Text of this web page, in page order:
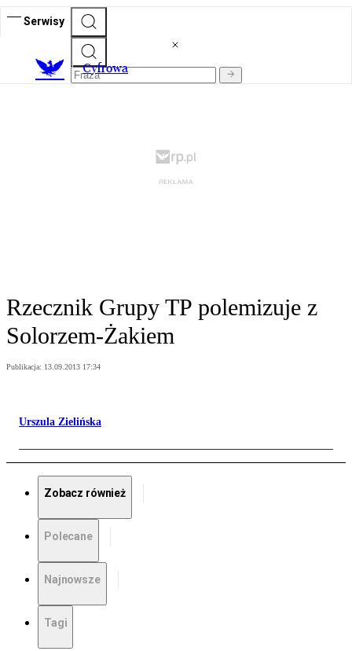
Serwisy
Cyfrowa
Rzecznik Grupy TP polemizuje z
Solorzem-Żakiem
Publikacja: 13.09.2013 17:34
Urszula Zielińska
Zobacz również
Polecane
Najnowsze
Tagi